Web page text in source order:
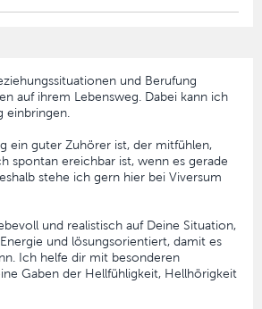
und Berufung
auf ihrem Lebensweg. Dabei kann ich
einbringen.
ein guter Zuhörer ist, der mitfühlen,
spontan ereichbar ist, wenn es gerade
stehe ich gern hier bei Viversum
und realistisch auf Deine Situation,
und lösungsorientiert, damit es
Ich helfe dir mit besonderen
Gaben der Hellfühligkeit, Hellhörigkeit